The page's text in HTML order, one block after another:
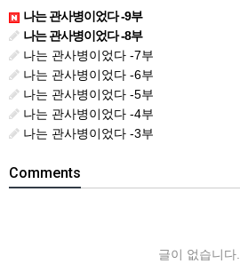
나는 관사병이었다 -9부
나는 관사병이었다 -8부
나는 관사병이었다 -7부
나는 관사병이었다 -6부
나는 관사병이었다 -5부
나는 관사병이었다 -4부
나는 관사병이었다 -3부
Comments
글이 없습니다.